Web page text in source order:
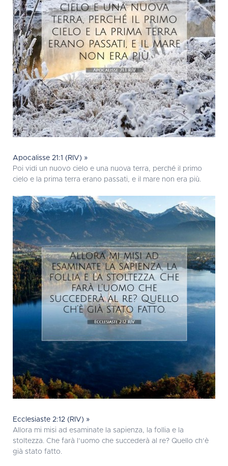
Apocalisse 21:1 (RIV) »
Poi vidi un nuovo cielo e una nuova terra, perché il primo
cielo e la prima terra erano passati, e il mare non era più.
Ecclesiaste 2:12 (RIV) »
Allora mi misi ad esaminate la sapienza, la follia e la
stoltezza. Che farà l’uomo che succederà al re? Quello ch’è
già stato fatto.